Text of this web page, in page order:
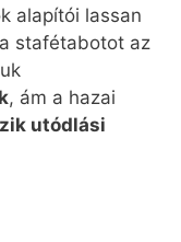
alapítói lassan
stafétabotot az
, ám a hazai
utódlási